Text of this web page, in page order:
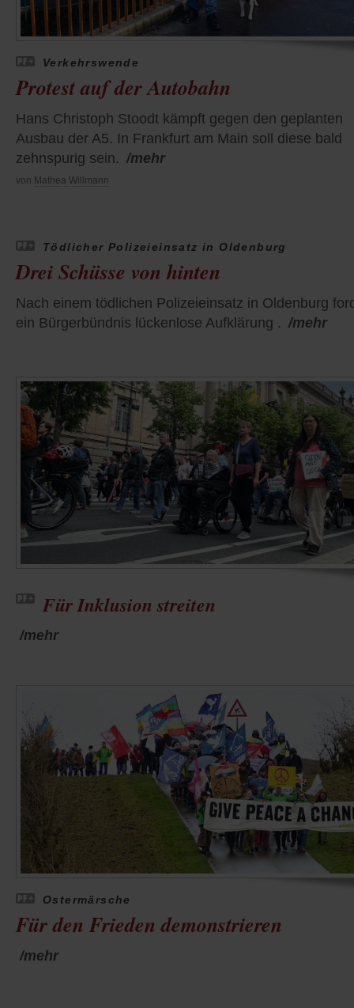
Verkehrswende
Protest auf der Autobahn
Hans Christoph Stoodt kämpft gegen den geplanten
Ausbau der A5. In Frankfurt am Main soll diese bald
zehnspurig sein. /mehr
von Mathea Willmann
Tödlicher Polizeieinsatz in Oldenburg
Drei Schüsse von hinten
Nach einem tödlichen Polizeieinsatz in Oldenburg
ein Bürgerbündnis lückenlose Aufklärung . /mehr
Für Inklusion streiten
/mehr
Ostermärsche
Für den Frieden demonstrieren
/mehr